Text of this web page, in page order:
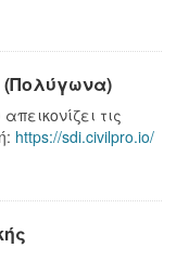
(Πολύγωνα)
τις
https://sdi.civilpro.io/